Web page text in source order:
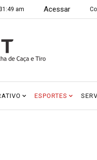
am Acessar
ESPORTES